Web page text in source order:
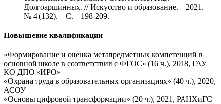
Долгоаршинных. // Искусство и образование. – 2021. –
№ 4 (132). – С. – 198-209.
Повышение квалификации
«Формирование и оценка метапредметных компетенций в
основной школе в соответствии с ФГОС» (16 ч.), 2018, ГАУ
КО ДПО «ИРО»
«Охрана труда в образовательных организациях» (40 ч.), 2020,
АСОУ
«Основы цифровой трансформации» (20 ч.), 2021, РАНХиГС